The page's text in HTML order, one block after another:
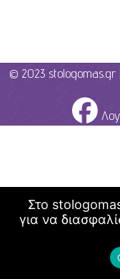
© 2023
Στο
για να